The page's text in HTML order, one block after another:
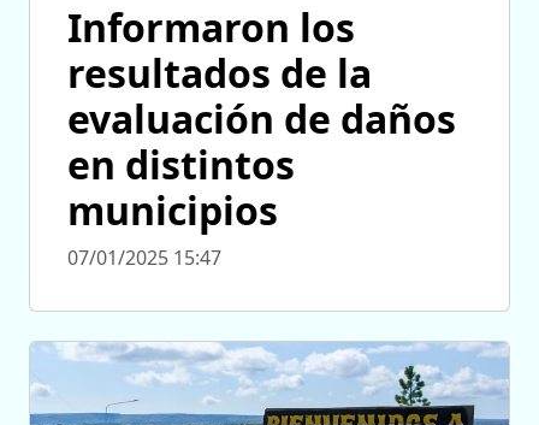
Informaron los
resultados de la
evaluación de daños
en distintos
municipios
07/01/2025 15:47